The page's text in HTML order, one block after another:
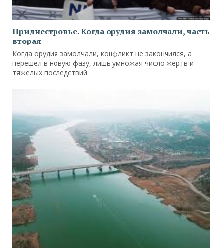
Приднестровье. Когда орудия замолчали, часть
вторая
Когда орудия замолчали, конфликт не закончился, а
перешел в новую фазу, лишь умножая число жертв и
тяжелых последствий.